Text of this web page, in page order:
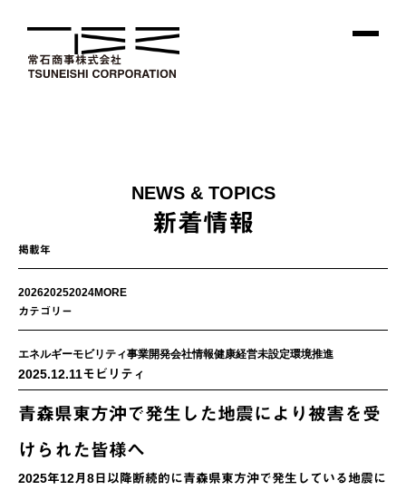
NEWS & TOPICS
新着情報
掲載年
202620252024MORE
カテゴリー
エネルギーモビリティ事業開発会社情報健康経営未設定環境推進
2025.12.11モビリティ
青森県東方沖で発生した地震により被害を受
けられた皆様へ
2025年12月8日以降断続的に青森県東方沖で発生している地震に